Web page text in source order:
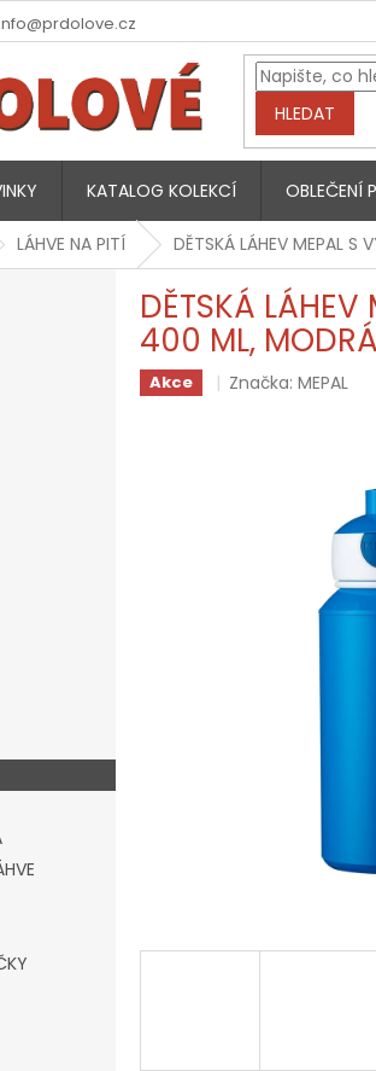
HLEDAT
KATALOG KOLEKCÍ OBLEČENÍ
LÁHVE NA PITÍ DĚTSKÁ LÁHEV MEPAL
DĚTSKÁ
400 ML, MODRÁ
Akce Značka:MEPAL